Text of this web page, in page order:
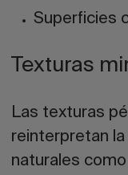
Superficies
Texturas
Las texturas
reinterpretan
naturales como